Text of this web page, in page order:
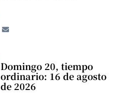
Domingo 20, tiempo
ordinario: 16 de agosto
de 2026